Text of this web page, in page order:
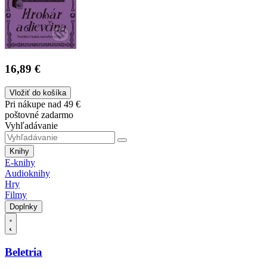
16,89 €
Vložiť do košíka
Pri nákupe nad 49 €
poštovné zadarmo
Vyhľadávanie
Knihy
E-knihy
Audioknihy
Hry
Filmy
Doplnky
Beletria